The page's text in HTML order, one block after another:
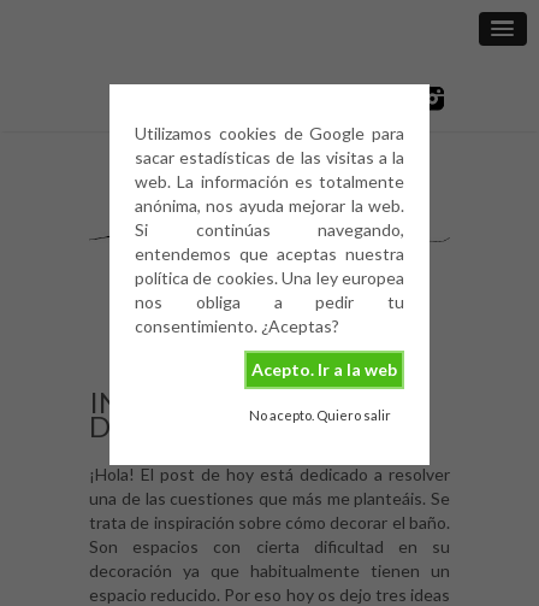
Utilizamos cookies de Google para
sacar estadísticas de las visitas a la
web. La información es totalmente
anónima, nos ayuda mejorar la web.
Si continúas navegando,
entendemos que aceptas nuestra
política de cookies. Una ley europea
nos obliga a pedir tu
consentimiento. ¿Aceptas?
Acepto. Ir a la web
No acepto. Quiero salir
INSPIRACIÓN PARA
DECORAR EL BAÑO
¡Hola! El post de hoy está dedicado a resolver
una de las cuestiones que más me planteáis. Se
trata de inspiración sobre cómo decorar el baño.
Son espacios con cierta dificultad en su
decoración ya que habitualmente tienen un
espacio reducido. Por eso hoy os dejo tres ideas